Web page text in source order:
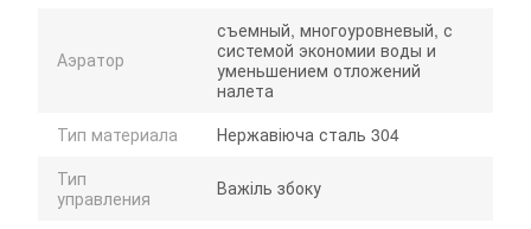
Аэратор
съемный, многоуровневый, с
системой экономии воды и
уменьшением отложений
налета
Тип материала
Нержавіюча сталь 304
Тип
управления
Важіль збоку